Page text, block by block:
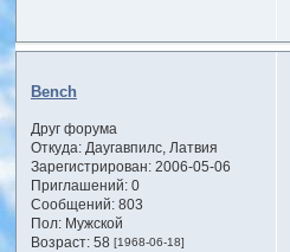
Bench
Друг форума
Откуда:Даугавпилс, Латвия
Зарегистрирован: 2006-05-06
Приглашений:0
Сообщений:803
Пол:Мужской
Возраст:58 [1968-06-18]